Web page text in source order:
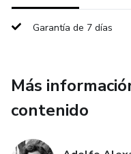
Garantía de 7 días
Más
contenido